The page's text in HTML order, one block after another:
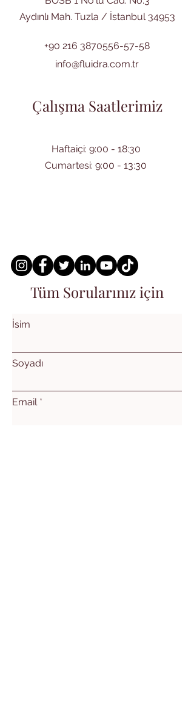
Aydınlı Mah. Tuzla / İstanbul 34953
+90 216 3870556-57-58
info@fluidra.com.tr
Çalışma Saatlerimiz
Haftaiçi: 9:00 - 18:30
Cumartesi: 9:00 - 13:30
Tüm Sorularınız için
İsim
Soyadı
Email